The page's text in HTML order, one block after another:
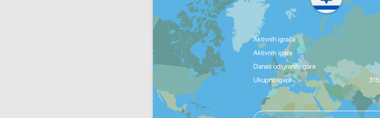
Aktivnih igrača
Aktivnih igara
Danas odigranih igara
Ukupno igara